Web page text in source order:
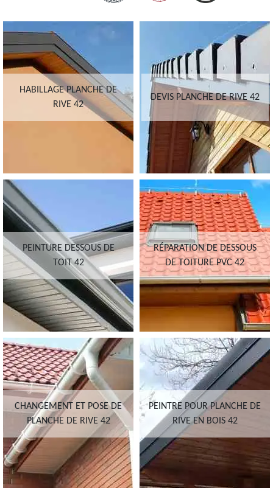
HABILLAGE PLANCHE DE
RIVE 42
DEVIS PLANCHE DE RIVE 42
PEINTURE DESSOUS DE
TOIT 42
RÉPARATION DE DESSOUS
DE TOITURE PVC 42
CHANGEMENT ET POSE DE
PLANCHE DE RIVE 42
PEINTRE POUR PLANCHE DE
RIVE EN BOIS 42